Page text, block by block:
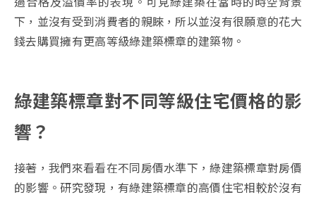
下，並沒有受到消費者的親睞，所以並沒有很願意的花大
錢去購買擁有更高等級綠建築標章的建築物。
綠建築標章對不同等級住宅價格的影
響？
接著，我們來看看在不同房價水準下，綠建築標章對房價
的影響。研究發現，有綠建築標章的高價住宅相較於沒有